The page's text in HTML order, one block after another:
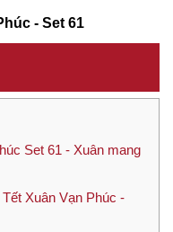
- Set 61
Set 61 - Xuân mang
Xuân Vạn Phúc -